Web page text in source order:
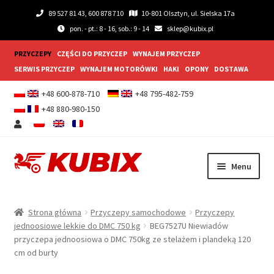
89 527 81 43, 600 878 710
10-801 Olsztyn, ul. Sielska 17a
pon. - pt.: 8 - 16, sob.: 9 - 14
sklep@kubix.pl
PRZYCZEPY CZĘŚCI DO PRZYCZEP
WYNAJEM PRZYCZEP
SERWIS PRZYCZEP
WYNAJEM MOTORÓWKI HAKI OPONY DOSTAWA
+48 600-878-710
+48 795-482-759
+48 880-980-150
Przejdź
Przejdź
Menu
Przyczepy gastronomiczne
menu
Wyposażenie dodatkowe
Strona główna Przyczepy samochodowe
Przyczepy
jednoosiowe lekkie do DMC 750 kg
BEG7527U Niewiadów
przyczepa jednoosiowa o DMC 750kg ze stelażem i plandeką 120
cm od burty